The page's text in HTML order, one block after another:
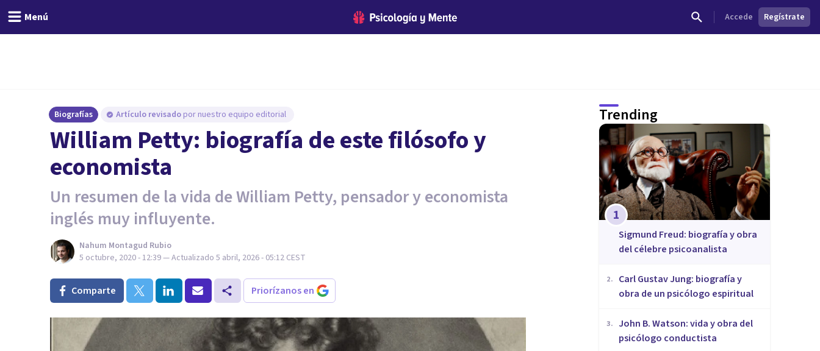
Menú Accede Regístrate
Biografías Artículo revisado por nuestro equipo editorial
William Petty: biografía de este filósofo y
economista
Un resumen de la vida de William Petty, pensador y economista
inglés muy influyente.
Nahum Montagud Rubio
5 octubre, 2020 - 12:39— Actualizado 5 abril, 2026 - 05:12 CEST
Comparte Priorízanos en
Trending
1
Sigmund Freud: biografía y obra
del célebre psicoanalista
2.
​Carl Gustav Jung: biografía y
obra de un psicólogo espiritual
3. John B. Watson: vida y obra del
psicólogo conductista